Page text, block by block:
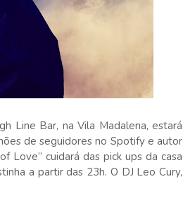
Line Bar, na Vila Madalena, estará
de seguidores no Spotify e autor
Love” cuidará das pick ups da casa
a partir das 23h. O DJ Leo Cury,